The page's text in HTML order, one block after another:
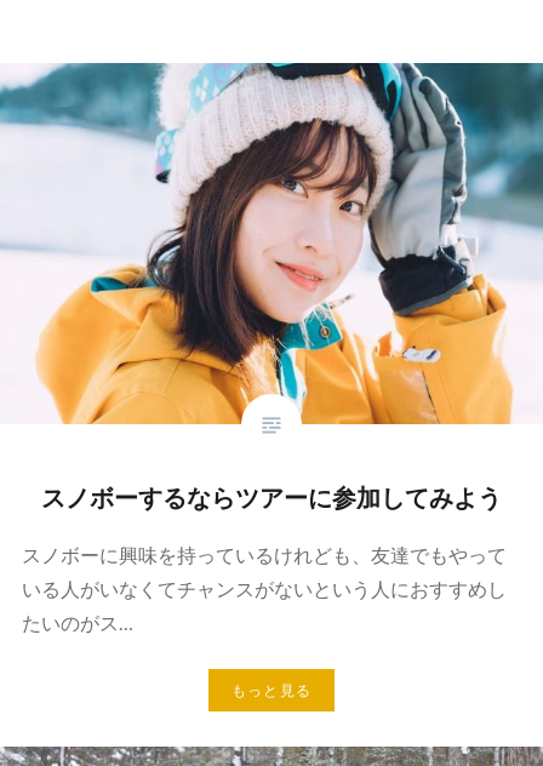
スノボーするならツアーに参加してみよう
スノボーに興味を持っているけれども、友達でもやって
いる人がいなくてチャンスがないという人におすすめし
たいのがス…
もっと見る